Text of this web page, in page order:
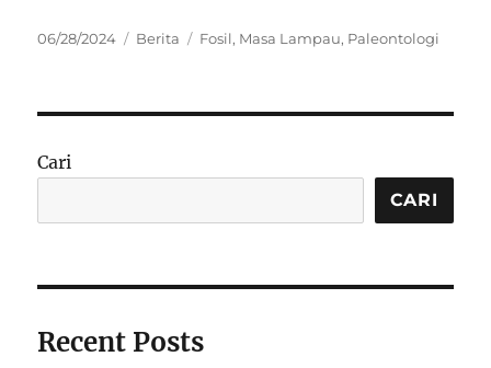
Posted
06/28/2024 Categories
Berita Tags
Fosil, Masa Lampau, Paleontologi
Cari
CARI
Recent Posts